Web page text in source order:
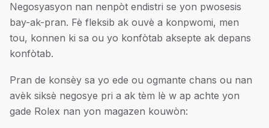
Negosyasyon nan nenpòt endistri se yon pwosesis
bay-ak-pran. Fè fleksib ak ouvè a konpwomi, men
tou, konnen ki sa ou yo konfòtab aksepte ak depans
konfòtab.
Pran de konsèy sa yo ede ou ogmante chans ou nan
avèk siksè negosye pri a ak tèm lè w ap achte yon
gade Rolex nan yon magazen kouwòn: